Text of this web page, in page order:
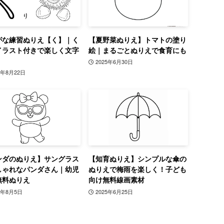
練習ぬりえ【く】｜く
スト付きで楽しく文字
8月22日
【夏野菜ぬりえ】トマトの塗り
絵｜まるごとぬりえで食育にも
2025年6月30日
のぬりえ】サングラス
れなパンダさん｜幼児
ぬりえ
8月5日
【知育ぬりえ】シンプルな傘の
ぬりえで梅雨を楽しく！子ども
向け無料線画素材
2025年6月25日